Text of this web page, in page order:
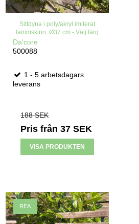
Sittdyna i poly/akryl imiterat
lammskinn, Ø37 cm - Välj färg
Da'core
500088
1 - 5 arbetsdagars
leverans
188 SEK
Pris från 37 SEK
VISA PRODUKTEN
REA